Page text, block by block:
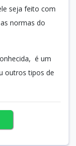
seja feito com
normas do
é um
outros tipos de